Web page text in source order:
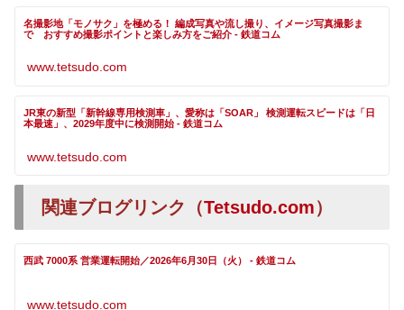
名撮影地「モノサク」を極める！ 編成写真や流し撮り、イメージ写真撮影ま
で おすすめ撮影ポイントと楽しみ方をご紹介 - 鉄道コム
www.tetsudo.com
JR東の新型「新幹線専用検測車」、愛称は「SOAR」 検測運転スピードは「日
本最速」、2029年度中に検測開始 - 鉄道コム
www.tetsudo.com
関連ブログリンク（Tetsudo.com）
西武 7000系 営業運転開始／2026年6月30日（火） - 鉄道コム
www.tetsudo.com